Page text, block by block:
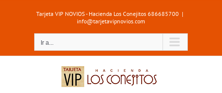
Tarjeta VIP NOVIOS - Hacienda Los Conejitos 686685700 |
info@tarjetavipnovios.com
Ir a...